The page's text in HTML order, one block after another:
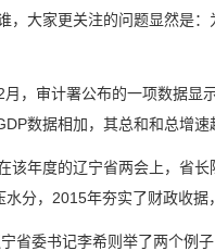
大家更关注的问题显然是：
审计署公布的一项数据显
数据相加，其总和和总增速
度的辽宁省两会上，省长
分，2015年夯实了财政收据
委书记李希则举了两个例子